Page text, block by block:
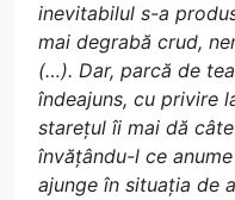
inevitabilul s-a
mai degrabă crud,
(…). Dar, parcă de
îndeajuns, cu privire
starețul îi mai dă
învățându-l ce
ajunge în situația de